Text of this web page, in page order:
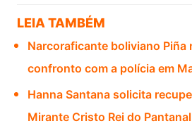
LEIA TAMBÉM
Narcoraficante boliviano Piña
confronto com a polícia em
Hanna Santana solicita
Mirante Cristo Rei do